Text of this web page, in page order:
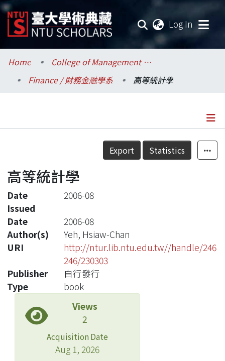
Log In
Communities & Collections
Research Outputs
Statistics
Home
College of Management / 管理學院
Finance / 財務金融學系
高等統計學
Details
Export Statistics
高等統計學
Date
Issued
2006-08
Date
2006-08
Author(s)
Yeh, Hsiaw-Chan
URI
http://ntur.lib.ntu.edu.tw//handle/246
246/230303
Publisher
自行發行
Type
book
Views
2
Acquisition Date
Aug 1, 2026